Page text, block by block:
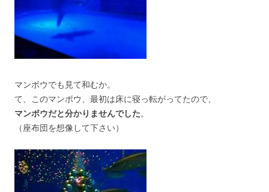
マンボウでも見て和むか。
て、このマンボウ、最初は床に寝っ転がってたので、
マンボウだと分かりませんでした。
（座布団を想像して下さい）